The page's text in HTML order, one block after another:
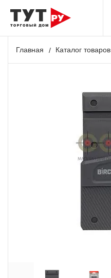
Главная Каталог товаров